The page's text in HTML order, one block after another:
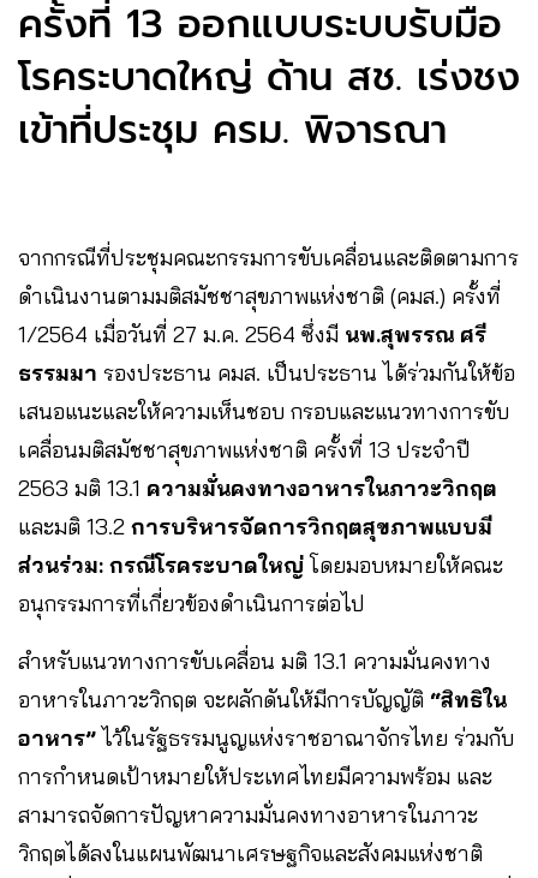
ครั้งที่ 13 ออกแบบระบบรับมือ
โรคระบาดใหญ่​ ด้าน​ สช. เร่งชง
เข้าที่ประชุม ครม. พิจารณา
จากกรณีที่ประชุมคณะกรรมการขับเคลื่อนและติดตามการ
ดำเนินงานตามมติสมัชชาสุขภาพแห่งชาติ (คมส.) ครั้งที่
1/2564 เมื่อวันที่ 27 ม.ค. 2564 ซึ่งมี นพ.สุพรรณ ศรี
ธรรมมา รองประธาน คมส. เป็นประธาน ได้ร่วมกันให้ข้อ
เสนอแนะและให้ความเห็นชอบ กรอบและแนวทางการขับ
เคลื่อนมติสมัชชาสุขภาพแห่งชาติ ครั้งที่ 13 ประจำปี
2563 มติ 13.1 ความมั่นคงทางอาหารในภาวะวิกฤต
และมติ 13.2 การบริหารจัดการวิกฤตสุขภาพแบบมี
ส่วนร่วม: กรณีโรคระบาดใหญ่โดยมอบหมายให้คณะ
อนุกรรมการที่เกี่ยวข้องดำเนินการต่อไป
สำหรับแนวทางการขับเคลื่อน มติ 13.1 ความมั่นคงทาง
อาหารในภาวะวิกฤต จะผลักดันให้มีการบัญญัติ “สิทธิใน
อาหาร” ไว้ในรัฐธรรมนูญแห่งราชอาณาจักรไทย ร่วมกับ
การกำหนดเป้าหมายให้ประเทศไทยมีความพร้อม และ
สามารถจัดการปัญหาความมั่นคงทางอาหารในภาวะ
วิกฤตได้ลงในแผนพัฒนาเศรษฐกิจและสังคมแห่งชาติ